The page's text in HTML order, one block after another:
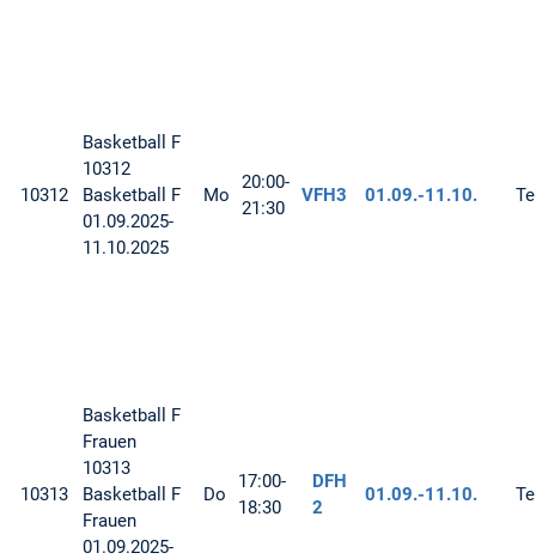
10312
Basketball F
10312
Basketball F
01.09.2025-
11.10.2025
Mo
20:00-
21:30
VFH3 01.09.-11.10.
10313
Basketball F
Frauen
10313
Basketball F
Frauen
01.09.2025-
Do
17:00-
18:30
DFH
2
01.09.-11.10.